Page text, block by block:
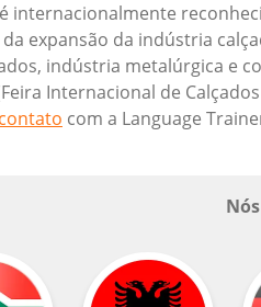
é internacionalmente
da expansão da indústria
indústria metalúrgica e
(Feira Internacional de
contato com a Language